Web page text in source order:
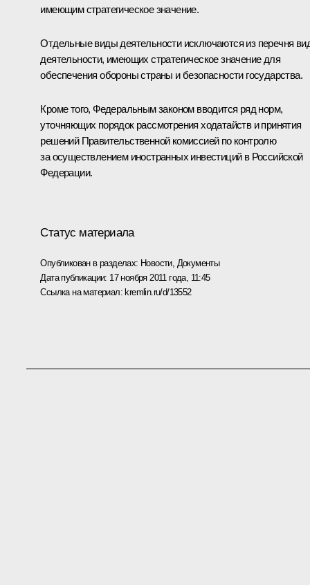
имеющим стратегическое значение.
Отдельные виды деятельности исключаются из перечня
деятельности, имеющих стратегическое значение для
обеспечения обороны страны и безопасности государства.
Кроме того, Федеральным законом вводится ряд норм,
уточняющих порядок рассмотрения ходатайств и принятия
решений Правительственной комиссией по контролю
за осуществлением иностранных инвестиций в Российской
Федерации.
Статус материала
Опубликован в разделах: Новости, Документы
Дата публикации: 17 ноября 2011 года, 11:45
Ссылка на материал: kremlin.ru/d/13552